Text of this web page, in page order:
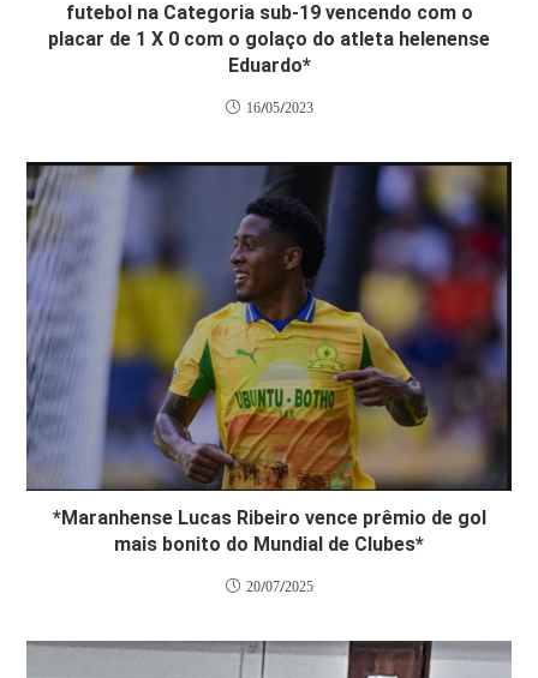
futebol na Categoria sub-19 vencendo com o
placar de 1 X 0 com o golaço do atleta helenense
Eduardo*
16/05/2023
*Maranhense Lucas Ribeiro vence prêmio de gol
mais bonito do Mundial de Clubes*
20/07/2025